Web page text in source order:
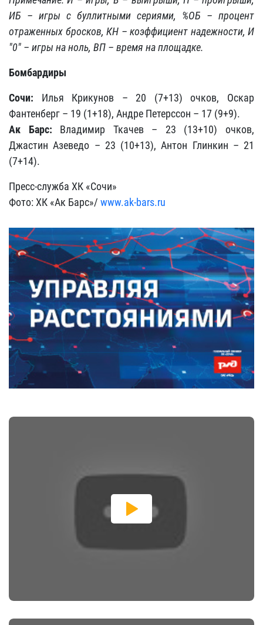
ИБ – игры с буллитными сериями, %ОБ – процент
отраженных бросков, КН – коэффициент надежности, И
"0" – игры на ноль, ВП – время на площадке.
Бомбардиры
Сочи: Илья Крикунов – 20 (7+13) очков, Оскар
Фантенберг – 19 (1+18), Андре Петерссон – 17 (9+9).
Ак Барс: Владимир Ткачев – 23 (13+10) очков,
Джастин Азеведо – 23 (10+13), Антон Глинкин – 21
(7+14).
Пресс-служба ХК «Сочи»
Фото: ХК «Ак Барс»/ www.ak-bars.ru